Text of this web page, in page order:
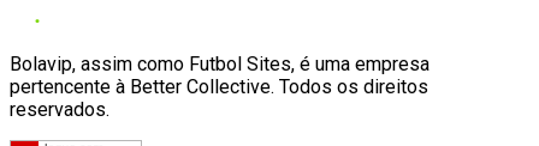
Bolavip, assim como Futbol Sites, é uma empresa
pertencente à Better Collective. Todos os direitos
reservados.